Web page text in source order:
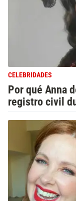
CELEBRIDADES
Por qué Anna
registro civil